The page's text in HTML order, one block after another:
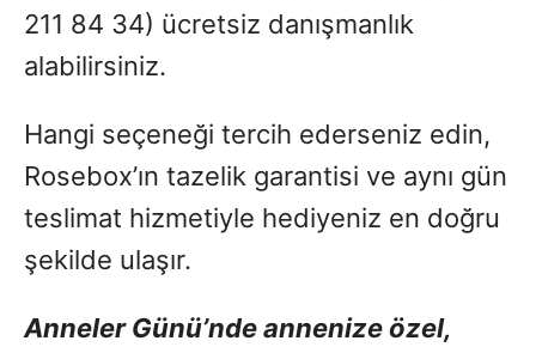
211 84 34) ücretsiz danışmanlık
alabilirsiniz.
Hangi seçeneği tercih ederseniz edin,
Rosebox’ın tazelik garantisi ve aynı gün
teslimat hizmetiyle hediyeniz en doğru
şekilde ulaşır.
Anneler Günü’nde annenize özel,